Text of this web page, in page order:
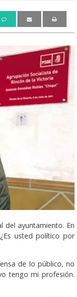
del ayuntamiento. En
usted político por
de lo público, no
tengo mi profesión.